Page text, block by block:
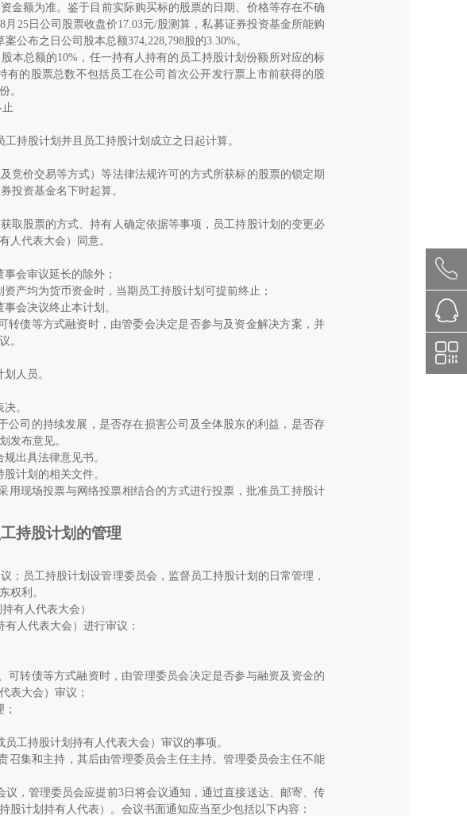
金额为准。鉴于目前实际购买标的股票的日期、价格等存在不确
8 月 25日公司股票收盘价17.03元/股测算，私募证券投资基金所能购
案公布之日公司股本总额374,228,798股的3.30% 。
本总额的10% ，任一持有人持有的员工持股计划份额所对应的标
有的股票总数不包括员工在公司首次公开发行票上市前获得的股
。
持股计划并且员工持股计划成立之日起计算。
竞价交易等方式）等法律法规许可的方式所获标的股票的锁定期
投资基金名下时起算。
取股票的方式、持有人确定依据等事项，员工持股计划的变更必
人代表大会）同意。
会审议延长的除外；
产均为货币资金时，当期员工持股计划可提前终止；
会决议终止本计划。
转债等方式融资时，由管委会决定是否参与及资金解决方案，并
。
人员。
。
公司的持续发展，是否存在损害公司及全体股东的利益，是否存
发布意见。
出具法律意见书。
计划的相关文件。
用现场投票与网络投票相结合的方式进行投票，批准员工持股计
持股计划的管理
；员工持股计划设管理委员会，监督员工持股计划的日常管理，
权利。
有人代表大会）
人代表大会）进行审议：
可转债等方式融资时，由管理委员会决定是否参与融资及资金的
表大会）审议；
工持股计划持有人代表大会）审议的事项。
召集和主持，其后由管理委员会主任主持。管理委员会主任不能
议，管理委员会应提前3日将会议通知，通过直接送达、邮寄、传
计划持有人代表）。会议书面通知应当至少包括以下内容：